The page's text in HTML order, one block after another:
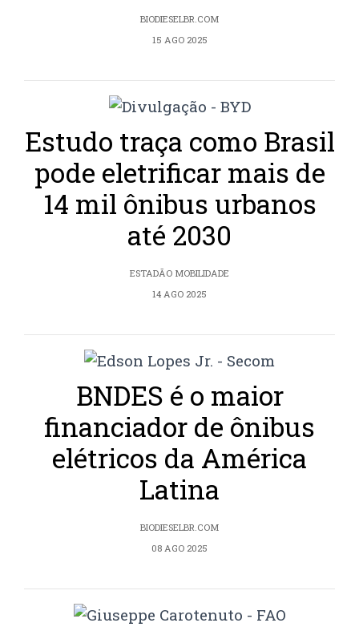
BIODIESELBR.COM
15 AGO 2025
Estudo traça como Brasil
pode eletrificar mais de
14 mil ônibus urbanos
até 2030
ESTADÃO MOBILIDADE
14 AGO 2025
BNDES é o maior
financiador de ônibus
elétricos da América
Latina
BIODIESELBR.COM
08 AGO 2025